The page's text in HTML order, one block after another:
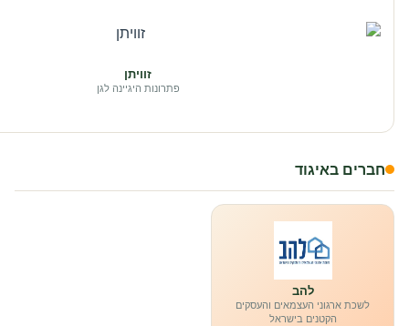
זוויתן
פתרונות היגיינה לגן
חברים באיגוד
להב
לשכת ארגוני העצמאים והעסקים
הקטנים בישראל